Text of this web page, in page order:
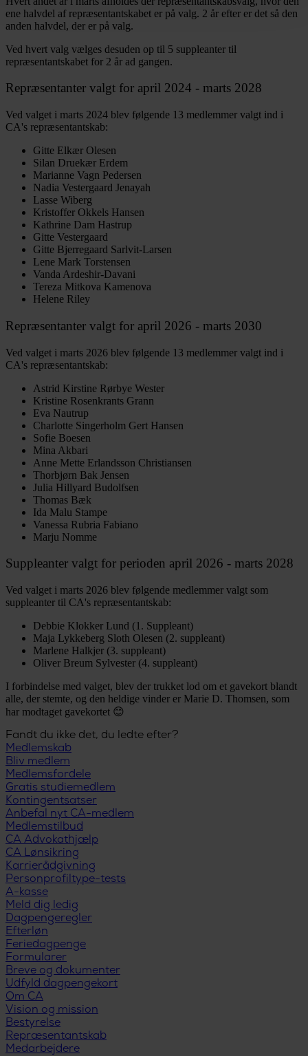
ene halvdel af repræsentantskabet er på valg. 2 år efter er det så den
anden halvdel, der er på valg.
Ved hvert valg vælges desuden op til 5 suppleanter til
repræsentantskabet for 2 år ad gangen.
Repræsentanter valgt for april 2024 - marts 2028
Ved valget i marts 2024 blev følgende 13 medlemmer valgt ind i
CA's repræsentantskab:
Gitte Elkær Olesen
Silan Druekær Erdem
Marianne Vagn Pedersen
Nadia Vestergaard Jenayah
Lasse Wiberg
Kristoffer Okkels Hansen
Kathrine Dam Hastrup
Gitte Vestergaard
Gitte Bjerregaard Sarlvit-Larsen
Lene Mark Torstensen
Vanda Ardeshir-Davani
Tereza Mitkova Kamenova
Helene Riley
Repræsentanter valgt for april 2026 - marts 2030
Ved valget i marts 2026 blev følgende 13 medlemmer valgt ind i
CA's repræsentantskab:
Astrid Kirstine Rørbye Wester
Kristine Rosenkrants Grann
Eva Nautrup
Charlotte Singerholm Gert Hansen
Sofie Boesen
Mina Akbari
Anne Mette Erlandsson Christiansen
Thorbjørn Bak Jensen
Julia Hillyard Budolfsen
Thomas Bæk
Ida Malu Stampe
Vanessa Rubria Fabiano
Marju Nomme
Suppleanter valgt for perioden april 2026 - marts 2028
Ved valget i marts 2026 blev følgende medlemmer valgt som
suppleanter til CA's repræsentantskab:
Debbie Klokker Lund (1. Suppleant)
Maja Lykkeberg Sloth Olesen (2. suppleant)
Marlene Halkjer (3. suppleant)
Oliver Breum Sylvester (4. suppleant)
I forbindelse med valget, blev der trukket lod om et gavekort blandt
alle, der stemte, og den heldige vinder er Marie D. Thomsen, som
har modtaget gavekortet 😊
Fandt du ikke det, du ledte efter?
Medlemskab
Bliv medlem
Medlemsfordele
Gratis studiemedlem
Kontingentsatser
Anbefal nyt CA-medlem
Medlemstilbud
CA Advokathjælp
CA Lønsikring
Karrierådgivning
Personprofiltype-tests
A-kasse
Meld dig ledig
Dagpengeregler
Efterløn
Feriedagpenge
Formularer
Breve og dokumenter
Udfyld dagpengekort
Om CA
Vision og mission
Bestyrelse
Repræsentantskab
Medarbejdere